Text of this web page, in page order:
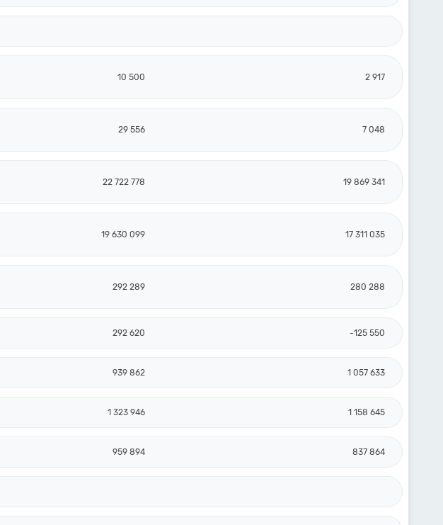
10 500 2 917
29 556 7 048
22 722 778 19 869 341
19 630 099 17 311 035
292 289 280 288
292 620 -125 550
939 862 1 057 633
1 323 946 1 158 645
959 894 837 864